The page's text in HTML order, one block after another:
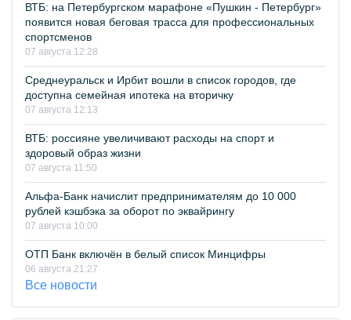
ВТБ: на Петербургском марафоне «Пушкин - Петербург»
появится новая беговая трасса для профессиональных
спортсменов
07 августа 12:28
Среднеуральск и Ирбит вошли в список городов, где
доступна семейная ипотека на вторичку
07 августа 12:13
ВТБ: россияне увеличивают расходы на спорт и
здоровый образ жизни
07 августа 11:50
Альфа-Банк начислит предпринимателям до 10 000
рублей кэшбэка за оборот по эквайрингу
07 августа 10:00
ОТП Банк включён в белый список Минцифры
06 августа 21:27
Все новости